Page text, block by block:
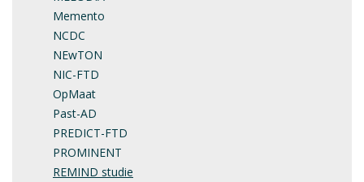
Memento
NCDC
NEwTON
NIC-FTD
OpMaat
Past-AD
PREDICT-FTD
PROMINENT
REMIND studie